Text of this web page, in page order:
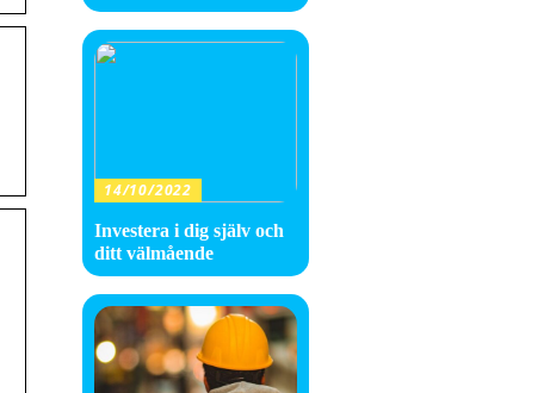
14/10/2022
Investera i dig själv och
ditt välmående